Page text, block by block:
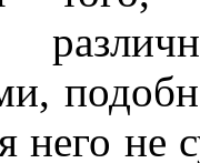
него не